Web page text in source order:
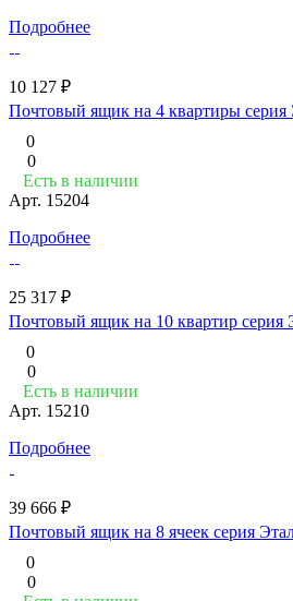
Подробнее
10 127 ₽
Почтовый ящик на 4 квартиры серия
0
0
Есть в наличии
Арт. 15204
Подробнее
25 317 ₽
Почтовый ящик на 10 квартир серия
0
0
Есть в наличии
Арт. 15210
Подробнее
39 666 ₽
Почтовый ящик на 8 ячеек серия
0
0